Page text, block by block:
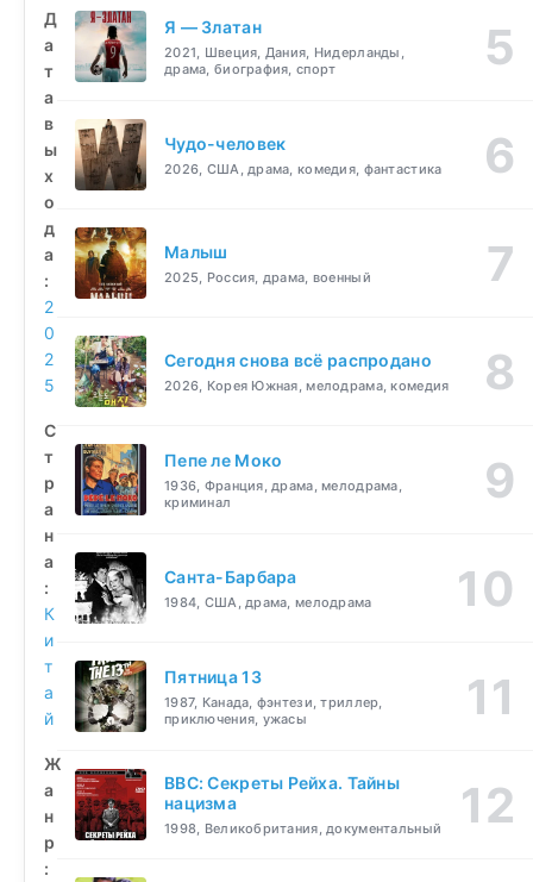
принц
(2025)
смотреть
бесплатно
Д
а
т
а
в
ы
х
о
д
а
:
2
0
2
5
С
т
р
а
н
а
:
К
и
т
а
й
Ж
а
н
р
:
Я — Златан
2021, Швеция, Дания, Нидерланды,
драма, биография, спорт
Чудо-человек
2026, США, драма, комедия, фантастика
Малыш
2025, Россия, драма, военный
Сегодня снова всё распродано
2026, Корея Южная, мелодрама, комедия
Пепе ле Моко
1936, Франция, драма, мелодрама,
криминал
Санта-Барбара
1984, США, драма, мелодрама
Пятница 13
1987, Канада, фэнтези, триллер,
приключения, ужасы
BBC: Секреты Рейха. Тайны
нацизма
1998, Великобритания, документальный